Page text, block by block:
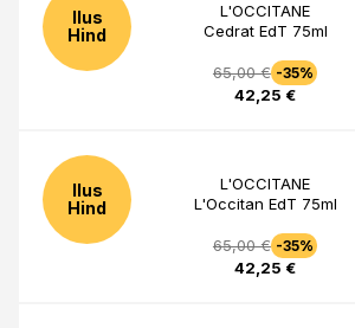
Ilus
Hind
L'OCCITANE
Cedrat EdT 75ml
65,00 € -35%
42,25 €
Ilus
Hind
L'OCCITANE
L'Occitan EdT 75ml
65,00 € -35%
42,25 €